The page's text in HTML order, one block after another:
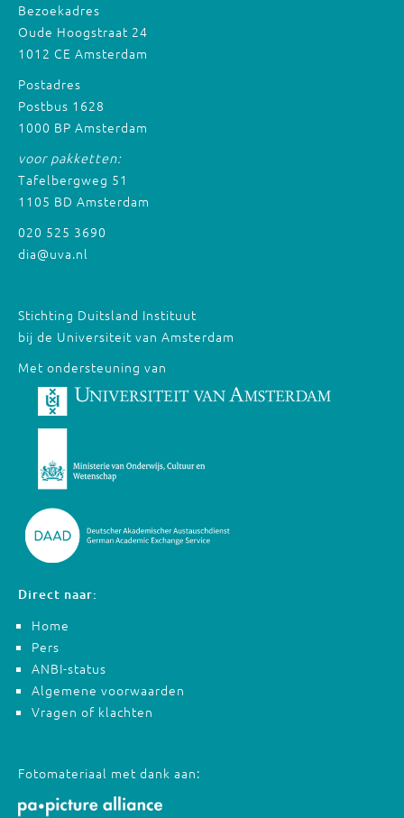
Bezoekadres
Oude Hoogstraat 24
1012 CE Amsterdam
Postadres
Postbus 1628
1000 BP Amsterdam
voor pakketten:
Tafelbergweg 51
1105 BD Amsterdam
020 525 3690
dia@uva.nl
Stichting Duitsland Instituut
bij de Universiteit van Amsterdam
Met ondersteuning van
Direct naar:
Home
Pers
ANBI-status
Algemene voorwaarden
Vragen of klachten
Fotomateriaal met dank aan: